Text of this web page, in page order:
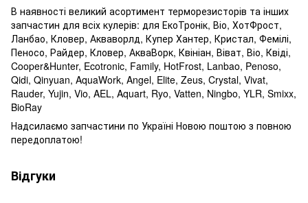
В наявності великий асортимент терморезисторів та інших
запчастин для всіх кулерів: для ЕкоТронік, Віо, ХотФрост,
Ланбао, Кловер, Акваворлд, Купер Хантер, Кристал, Фемілі,
Пеносо, Райдер, Кловер, АкваВорк, Квініан, Віват, Віо, Квіді,
Cooper&Hunter, Ecotronic, Family, HotFrost, Lanbao, Penoso,
Qidi, Qinyuan, AquaWork, Angel, Elite, Zeus, Crystal, Vivat,
Rauder, Yujin, Vio, AEL, Aquart, Ryo, Vatten, Ningbo, YLR, Smixx,
BioRay
Надсилаємо запчастини по Україні Новою поштою з повною
передоплатою!
Відгуки